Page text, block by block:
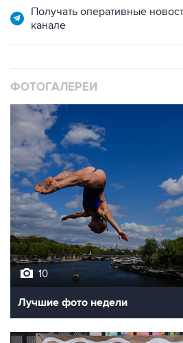
Получать оперативные
канале
ФОТОГАЛЕРЕИ
10
Лучшие фото недели